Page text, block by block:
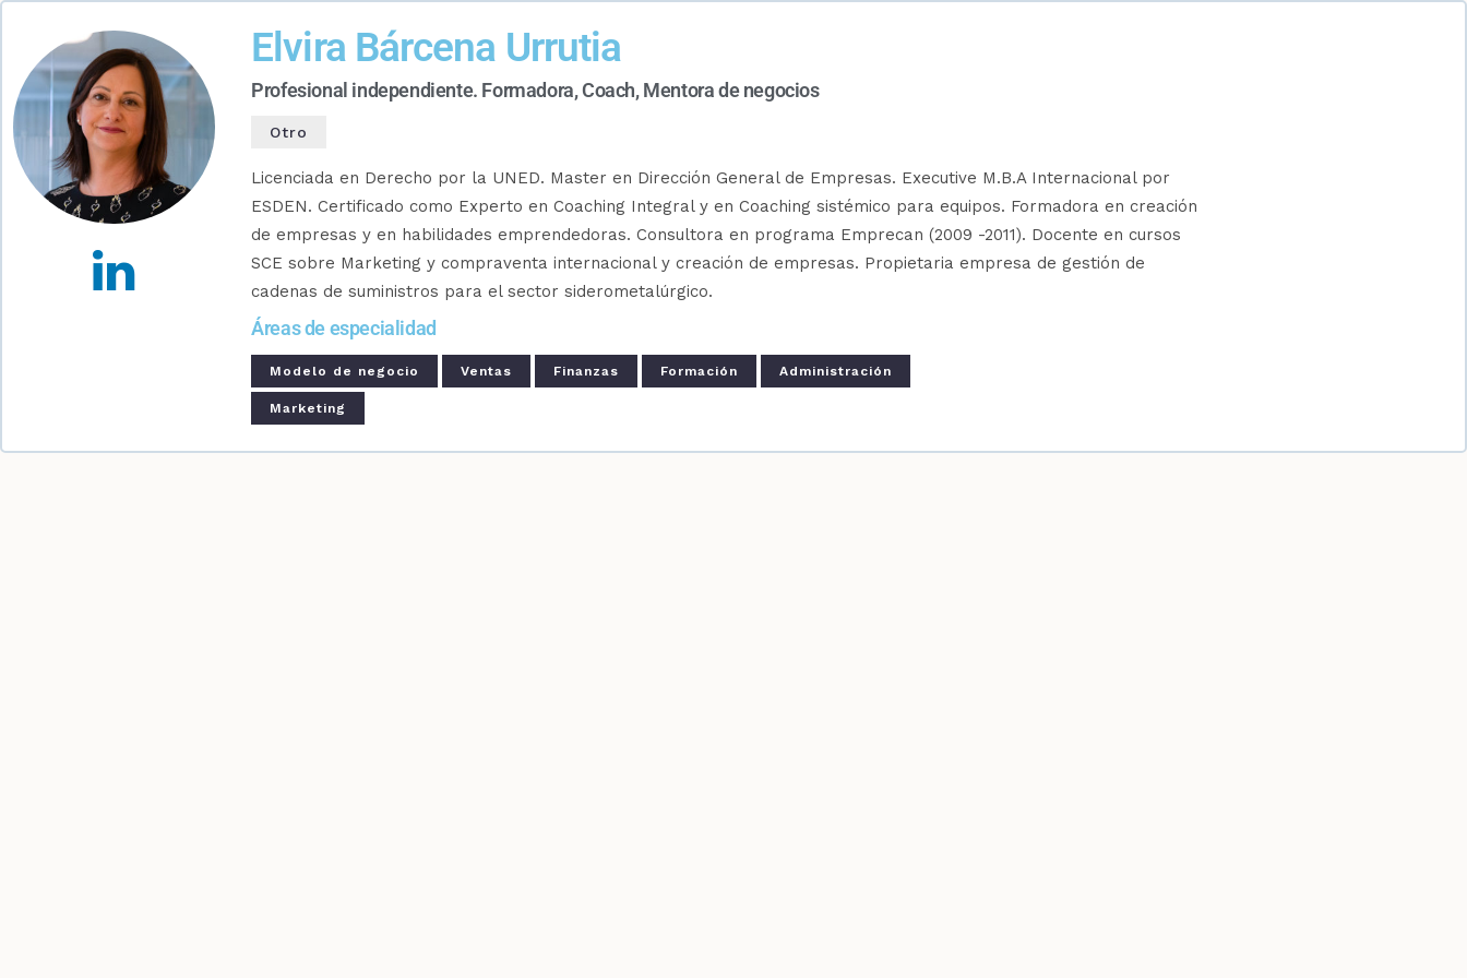
Elvira Bárcena Urrutia
Profesional independiente. Formadora, Coach, Mentora de negocios
Otro
Licenciada en Derecho por la UNED. Master en Dirección General de Empresas. Executive M.B.A Internacional por
ESDEN. Certificado como Experto en Coaching Integral y en Coaching sistémico para equipos. Formadora en creación
de empresas y en habilidades emprendedoras. Consultora en programa Emprecan (2009 -2011). Docente en cursos
SCE sobre Marketing y compraventa internacional y creación de empresas. Propietaria empresa de gestión de
cadenas de suministros para el sector siderometalúrgico.
Áreas de especialidad
Modelo de negocio Ventas Finanzas Formación Administración
Marketing